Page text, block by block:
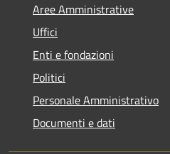
Aree Amministrative
Uffici
Enti e fondazioni
Politici
Personale Amministrativo
Documenti e dati